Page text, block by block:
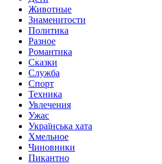
Животные
Знаменитости
Политика
Разное
Романтика
Сказки
Служба
Спорт
Техника
Увлечения
Ужас
Українська хата
Хмельное
Чиновники
Пикантно